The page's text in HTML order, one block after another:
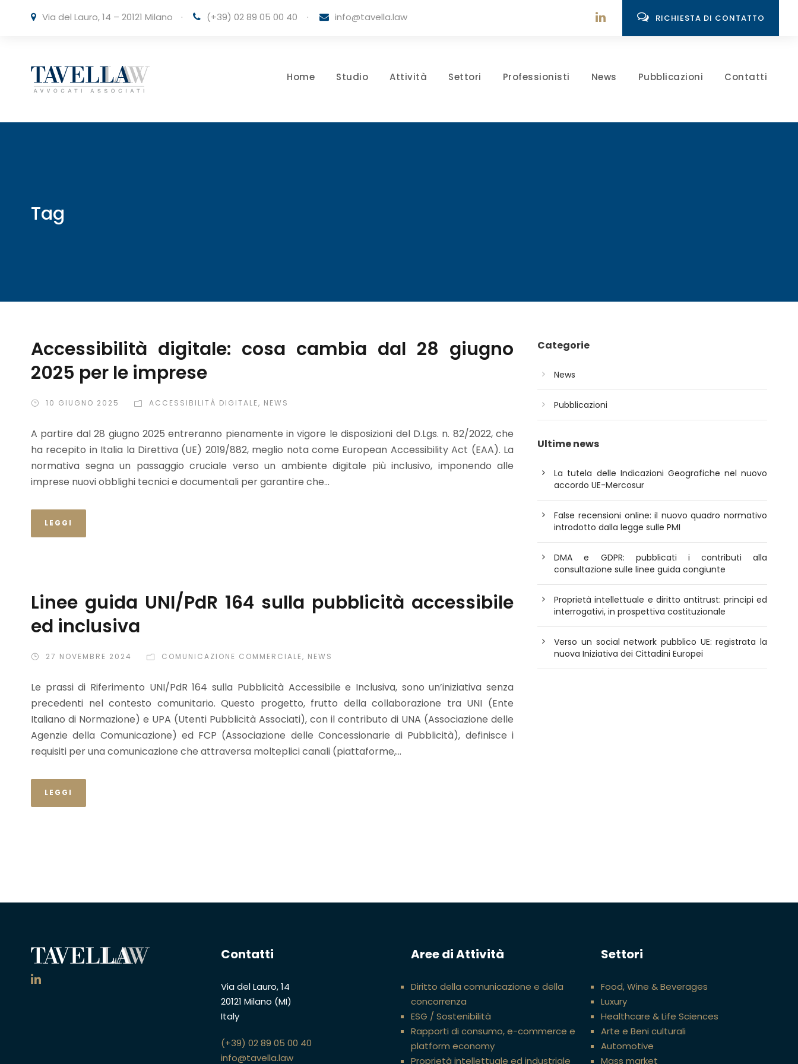
Via del Lauro, 14 – 20121 Milano · (+39) 02 89 05 00 40 · info@tavella.law RICHIESTA DI CONTATTO
Home Studio Attività Settori Professionisti News Pubblicazioni Contatti
Tag
Accessibilità digitale: cosa cambia dal 28 giugno
2025 per le imprese
10 GIUGNO 2025 ACCESSIBILITÀ DIGITALE, NEWS
A partire dal 28 giugno 2025 entreranno pienamente in vigore le disposizioni del D.Lgs. n. 82/2022, che
ha recepito in Italia la Direttiva (UE) 2019/882, meglio nota come European Accessibility Act (EAA). La
normativa segna un passaggio cruciale verso un ambiente digitale più inclusivo, imponendo alle
imprese nuovi obblighi tecnici e documentali per garantire che...
LEGGI
Linee guida UNI/PdR 164 sulla pubblicità accessibile
ed inclusiva
27 NOVEMBRE 2024 COMUNICAZIONE COMMERCIALE, NEWS
Le prassi di Riferimento UNI/PdR 164 sulla Pubblicità Accessibile e Inclusiva, sono un’iniziativa senza
precedenti nel contesto comunitario. Questo progetto, frutto della collaborazione tra UNI (Ente
Italiano di Normazione) e UPA (Utenti Pubblicità Associati), con il contributo di UNA (Associazione delle
Agenzie della Comunicazione) ed FCP (Associazione delle Concessionarie di Pubblicità), definisce i
requisiti per una comunicazione che attraversa molteplici canali (piattaforme,...
LEGGI
Categorie
News
Pubblicazioni
Ultime news
La tutela delle Indicazioni Geografiche nel nuovo
accordo UE-Mercosur
False recensioni online: il nuovo quadro normativo
introdotto dalla legge sulle PMI
DMA e GDPR: pubblicati i contributi alla
consultazione sulle linee guida congiunte
Proprietà intellettuale e diritto antitrust: principi ed
interrogativi, in prospettiva costituzionale
Verso un social network pubblico UE: registrata la
nuova Iniziativa dei Cittadini Europei
Contatti
Via del Lauro, 14
20121 Milano (MI)
Italy
(+39) 02 89 05 00 40
info@tavella.law
Aree di Attività
Diritto della comunicazione e della
concorrenza
ESG / Sostenibilità
Rapporti di consumo, e-commerce e
platform economy
Proprietà intellettuale ed industriale
Settori
Food, Wine & Beverages
Luxury
Healthcare & Life Sciences
Arte e Beni culturali
Automotive
Mass market